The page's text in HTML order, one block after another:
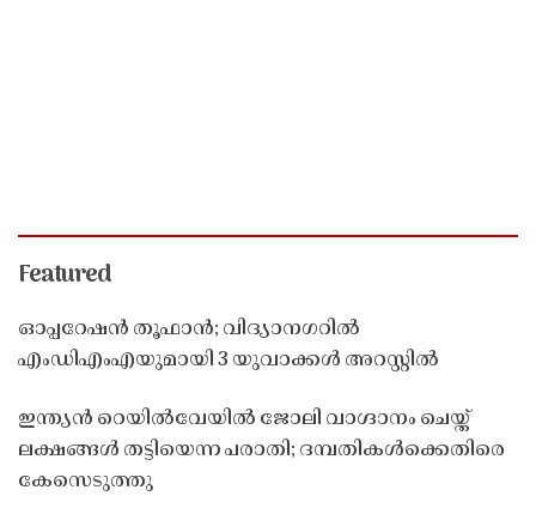
Featured
ഓപ്പറേഷൻ തൂഫാൻ; വിദ്യാനഗറിൽ
എംഡിഎംഎയുമായി 3 യുവാക്കൾ അറസ്റ്റിൽ
ഇന്ത്യൻ റെയിൽവേയിൽ ജോലി വാഗ്ദാനം ചെയ്ത്
ലക്ഷങ്ങൾ തട്ടിയെന്ന പരാതി; ദമ്പതികൾക്കെതിരെ
കേസെടുത്തു